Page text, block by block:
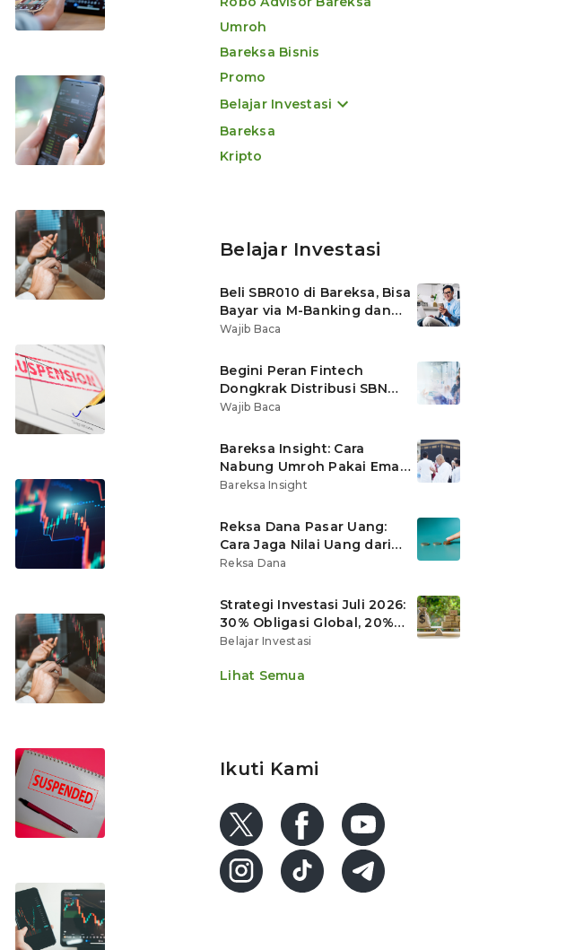
Umroh
Bareksa Bisnis
Promo
Belajar Investasi
Bareksa
Kripto
Belajar Investasi
Beli SBR010 di Bareksa, Bisa
Bayar via M-Banking dan
OVO di Tokopedia
Wajib Baca
Begini Peran Fintech
Dongkrak Distribusi SBN
Ritel
Wajib Baca
Bareksa Insight: Cara
Nabung Umroh Pakai Emas
Digital agar Nilainya
Bareksa Insight
Reksa Dana Pasar Uang:
Cara Jaga Nilai Uang dari
Gerusan Inflasi
Reksa Dana
Strategi Investasi Juli 2026:
30% Obligasi Global, 20%
Emas, Saham Ekspor Jadi
Belajar Investasi
Lihat Semua
Ikuti Kami